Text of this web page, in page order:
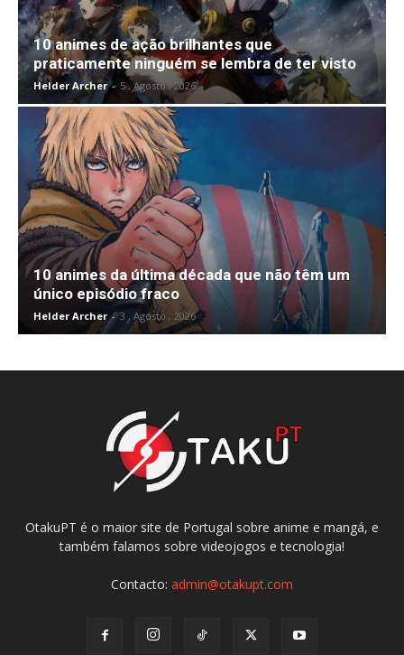
10 animes de ação brilhantes que
praticamente ninguém se lembra de ter visto
Helder Archer - 5 , Agosto , 2026
10 animes da última década que não têm um
único episódio fraco
Helder Archer - 3 , Agosto , 2026
OtakuPT é o maior site de Portugal sobre anime e mangá, e
também falamos sobre videojogos e tecnologia!
Contacto: admin@otakupt.com